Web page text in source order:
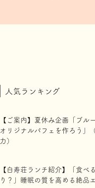
人気ランキング
【ご案内】夏休み企画「ブル
オリジナルパフェを作ろう」
力）
【白寿荘ランチ紹介】「食べ
り？」睡眠の質を高める絶品